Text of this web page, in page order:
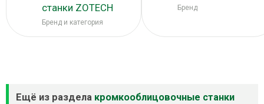
станки ZOTECH
Бренд и категория
Бренд
Ещё из раздела кромкооблицовочные станки